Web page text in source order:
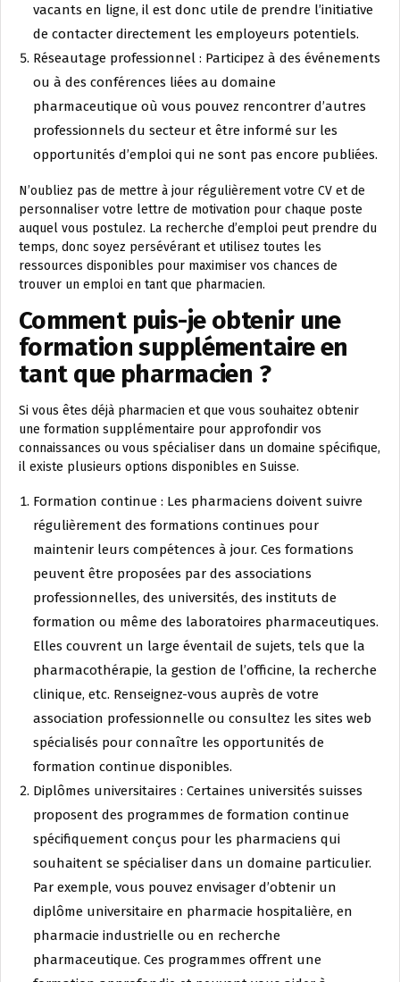
vacants en ligne, il est donc utile de prendre l’initiative
de contacter directement les employeurs potentiels.
Réseautage professionnel : Participez à des événements
ou à des conférences liées au domaine
pharmaceutique où vous pouvez rencontrer d’autres
professionnels du secteur et être informé sur les
opportunités d’emploi qui ne sont pas encore publiées.
N’oubliez pas de mettre à jour régulièrement votre CV et de
personnaliser votre lettre de motivation pour chaque poste
auquel vous postulez. La recherche d’emploi peut prendre du
temps, donc soyez persévérant et utilisez toutes les
ressources disponibles pour maximiser vos chances de
trouver un emploi en tant que pharmacien.
Comment puis-je obtenir une
formation supplémentaire en
tant que pharmacien ?
Si vous êtes déjà pharmacien et que vous souhaitez obtenir
une formation supplémentaire pour approfondir vos
connaissances ou vous spécialiser dans un domaine spécifique,
il existe plusieurs options disponibles en Suisse.
Formation continue : Les pharmaciens doivent suivre
régulièrement des formations continues pour
maintenir leurs compétences à jour. Ces formations
peuvent être proposées par des associations
professionnelles, des universités, des instituts de
formation ou même des laboratoires pharmaceutiques.
Elles couvrent un large éventail de sujets, tels que la
pharmacothérapie, la gestion de l’officine, la recherche
clinique, etc. Renseignez-vous auprès de votre
association professionnelle ou consultez les sites web
spécialisés pour connaître les opportunités de
formation continue disponibles.
Diplômes universitaires : Certaines universités suisses
proposent des programmes de formation continue
spécifiquement conçus pour les pharmaciens qui
souhaitent se spécialiser dans un domaine particulier.
Par exemple, vous pouvez envisager d’obtenir un
diplôme universitaire en pharmacie hospitalière, en
pharmacie industrielle ou en recherche
pharmaceutique. Ces programmes offrent une